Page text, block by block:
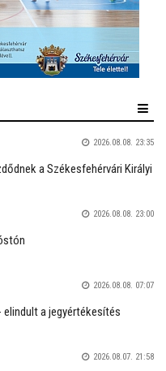
2026.08.08. 23:35
a Székesfehérvári Királyi
2026.08.08. 23:00
2026.08.08. 07:07
elindult a jegyértékesítés
2026.08.07. 21:58